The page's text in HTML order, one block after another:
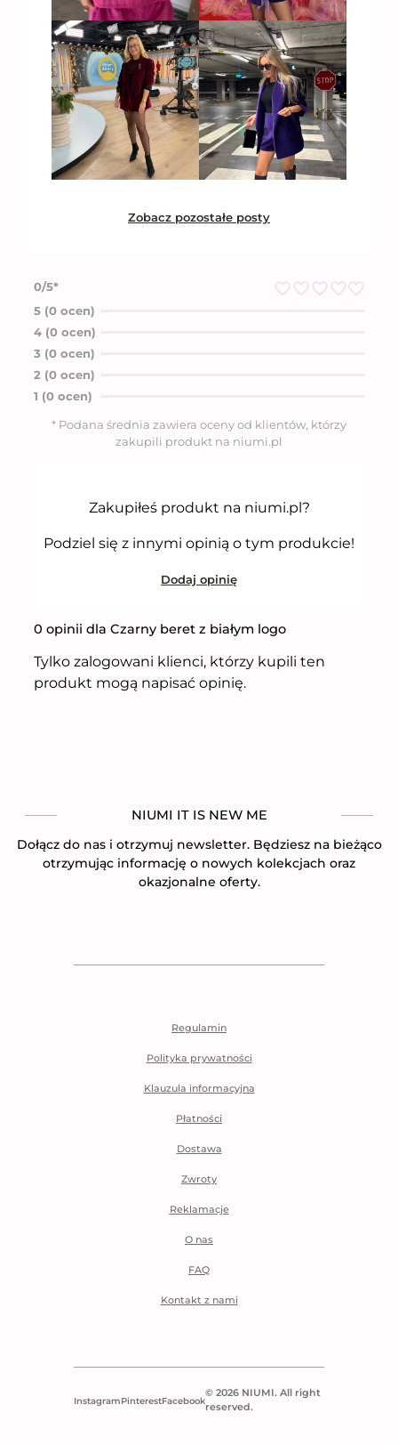
Zobacz pozostałe posty
0/5*
5
n
5 (0 ocen)
4 (0 ocen)
3 (0 ocen)
2 (0 ocen)
1 (0 ocen)
* Podana średnia zawiera oceny od klientów, którzy
zakupili produkt na niumi.pl
Zakupiłeś produkt na niumi.pl?
Podziel się z innymi opinią o tym produkcie!
Dodaj opinię
0 opinii dla Czarny beret z białym logo
Tylko zalogowani klienci, którzy kupili ten
produkt mogą napisać opinię.
NIUMI IT IS NEW ME
Dołącz do nas i otrzymuj newsletter. Będziesz na bieżąco
otrzymując informację o nowych kolekcjach oraz
okazjonalne oferty.
Regulamin
Polityka prywatności
Klauzula informacyjna
Płatności
Dostawa
Zwroty
Reklamacje
O nas
FAQ
Kontakt z nami
InstagramPinterestFacebook
© 2026 NIUMI. All right
reserved.